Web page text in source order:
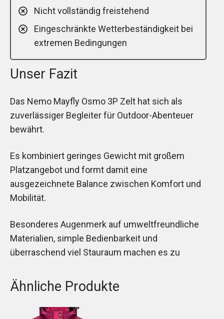
Nicht vollständig freistehend
Eingeschränkte Wetterbeständigkeit bei
extremen Bedingungen
Unser Fazit
Das Nemo Mayfly Osmo 3P Zelt hat sich als
zuverlässiger Begleiter für Outdoor-Abenteuer
bewährt.
Es kombiniert geringes Gewicht mit großem
Platzangebot und formt damit eine
ausgezeichnete Balance zwischen Komfort und
Mobilität.
Besonderes Augenmerk auf umweltfreundliche
Materialien, simple Bedienbarkeit und
überraschend viel Stauraum machen es zu
Ähnliche Produkte